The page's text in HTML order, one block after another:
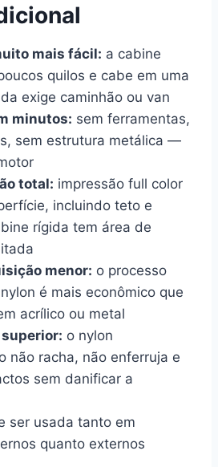
mais fácil: a cabine
quilos e cabe em uma
exige caminhão ou van
minutos: sem ferramentas,
sem estrutura metálica —
total: impressão full color
incluindo teto e
rígida tem área de
menor: o processo
é mais econômico que
acrílico ou metal
o nylon
não racha, não enferruja e
sem danificar a
ser usada tanto em
quanto externos